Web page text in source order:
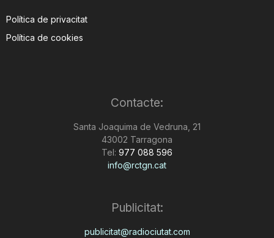
Política de privacitat
Política de cookies
Contacte:
Santa Joaquima de Vedruna, 21
43002 Tarragona
Tel: 977 088 596
info@rctgn.cat
Publicitat:
publicitat@radiociutat.com